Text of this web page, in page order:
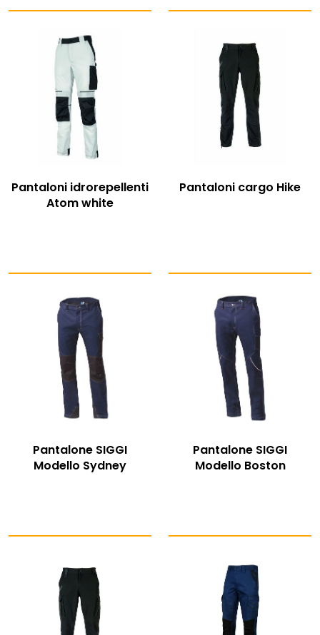
Pantaloni idrorepellenti
Atom white
Pantaloni cargo Hike
Pantalone SIGGI
Modello Sydney
Pantalone SIGGI
Modello Boston